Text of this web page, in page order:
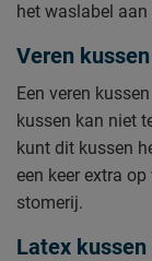
het waslabel aan
Veren
Een veren
kussen kan niet
kunt dit kussen
een keer extra
stomerij.
Latex